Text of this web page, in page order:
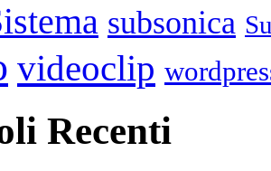
subsonica
videoclip
Recenti